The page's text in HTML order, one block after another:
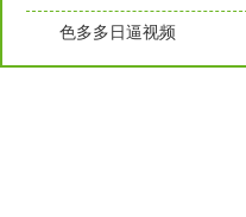
色多多日逼视频